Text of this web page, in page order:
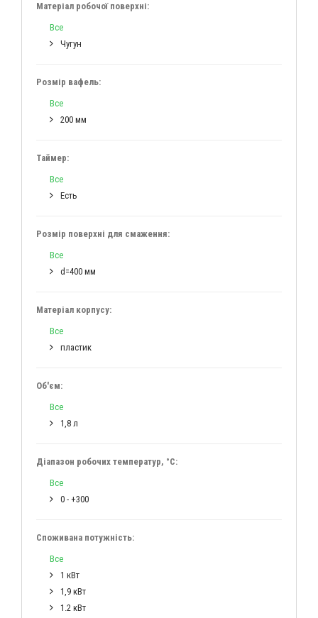
Матеріал робочої поверхні:
Все
Чугун
Розмір вафель:
Все
200 мм
Таймер:
Все
Есть
Розмір поверхні для смаження:
Все
d=400 мм
Матеріал корпусу:
Все
пластик
Об'єм:
Все
1,8 л
Діапазон робочих температур, °C:
Все
0 - +300
Споживана потужність:
Все
1 кВт
1,9 кВт
1.2 кВт